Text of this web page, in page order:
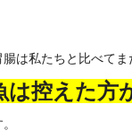
腸は私たちと比べて
は控えた方